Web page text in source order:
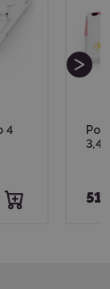
4